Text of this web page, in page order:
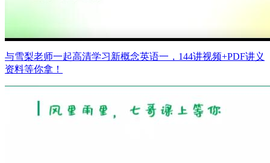
与雪梨老师一起高清学习新概念英语一，144讲视频+PDF讲义
资料等你拿！